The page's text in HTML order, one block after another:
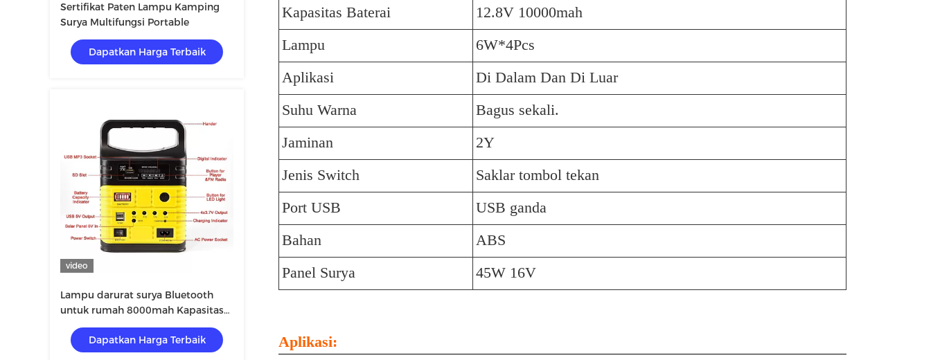
Sertifikat Paten Lampu Kamping
Surya Multifungsi Portable
Dapatkan Harga Terbaik
video
Lampu darurat surya Bluetooth
untuk rumah 8000mah Kapasitas
10w 6v
Dapatkan Harga Terbaik
Kapasitas Baterai
12.8V 10000mah
Lampu
6W*4Pcs
Aplikasi
Di Dalam Dan Di Luar
Suhu Warna
Bagus sekali.
Jaminan
2Y
Jenis Switch
Saklar tombol tekan
Port USB
USB ganda
Bahan
ABS
Panel Surya
45W 16V
Aplikasi: